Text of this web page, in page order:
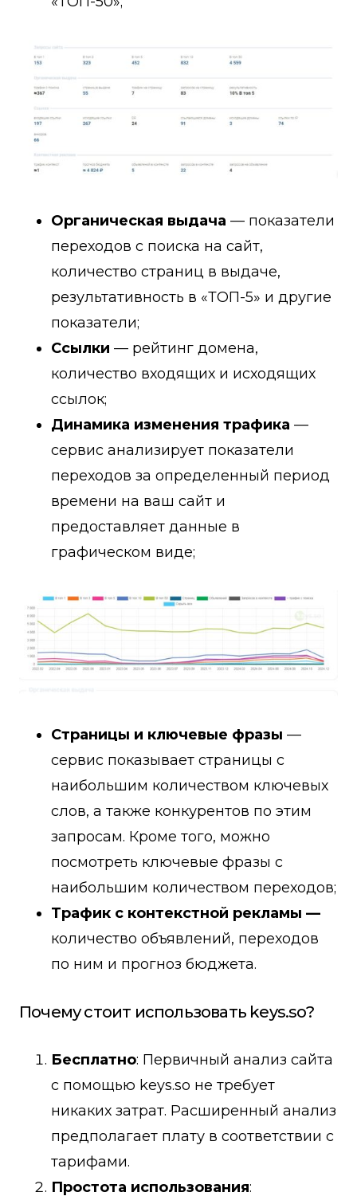
Органическая выдача — показатели
переходов с поиска на сайт,
количество страниц в выдаче,
результативность в «ТОП-5» и другие
показатели;
Ссылки — рейтинг домена,
количество входящих и исходящих
ссылок;
Динамика изменения трафика —
сервис анализирует показатели
переходов за определенный период
времени на ваш сайт и
предоставляет данные в
графическом виде;
Страницы и ключевые фразы —
сервис показывает страницы с
наибольшим количеством ключевых
слов, а также конкурентов по этим
запросам. Кроме того, можно
посмотреть ключевые фразы с
наибольшим количеством переходов;
Трафик с контекстной рекламы —
количество объявлений, переходов
по ним и прогноз бюджета.
Почему стоит использовать keys.so?
Бесплатно: Первичный анализ сайта
с помощью keys.so не требует
никаких затрат. Расширенный анализ
предполагает плату в соответствии с
тарифами.
Простота использования: